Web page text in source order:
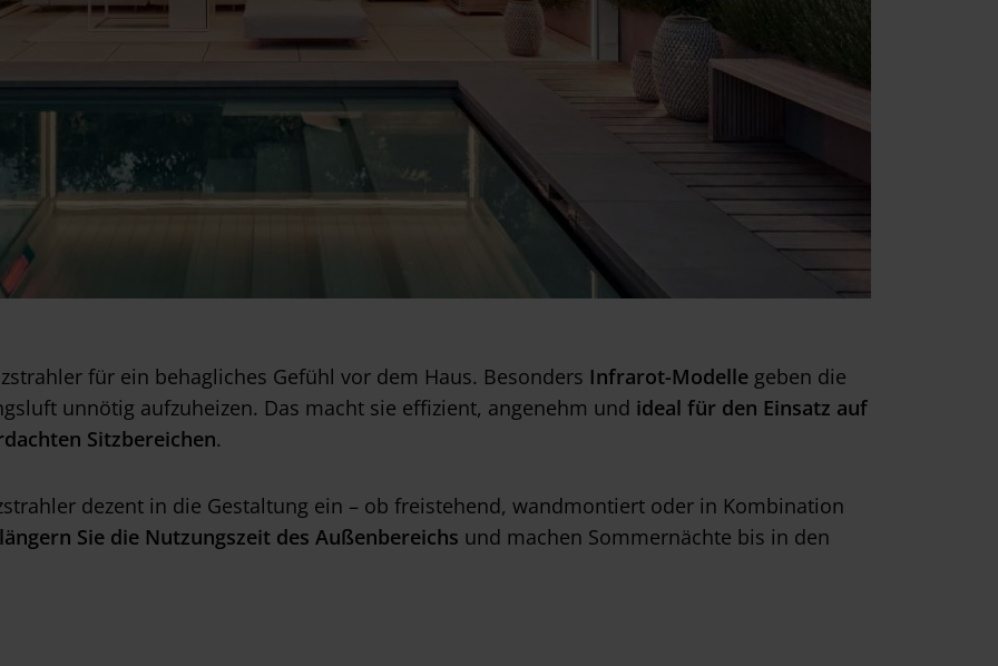
für ein behagliches Gefühl vor dem Haus. Besonders Infrarot-Modelle geben die
unnötig aufzuheizen. Das macht sie effizient, angenehm und ideal für den Einsatz auf
Sitzbereichen.
dezent in die Gestaltung ein – ob freistehend, wandmontiert oder in Kombination
Sie die Nutzungszeit des Außenbereichs und machen Sommernächte bis in den